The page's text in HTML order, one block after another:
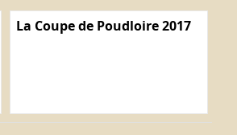
La Coupe de Poudloire 2017